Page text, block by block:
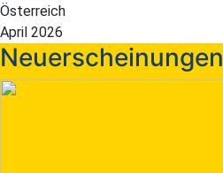
Österreich
April 2026
Neuerscheinungen